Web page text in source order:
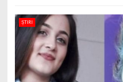
ȘTIRI